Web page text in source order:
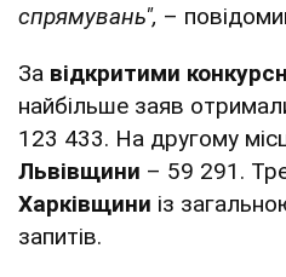
спрямувань", –
За відкритими
найбільше заяв
123 433. На другому
Львівщини – 59 291.
Харківщини із
запитів.